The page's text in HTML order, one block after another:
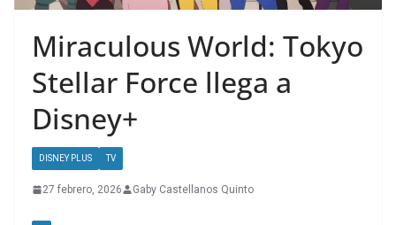
Miraculous World: Tokyo
Stellar Force llega a
Disney+
DISNEY PLUS TV
27 febrero, 2026 Gaby Castellanos Quinto